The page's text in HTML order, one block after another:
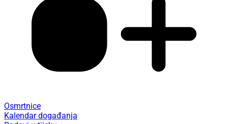
Osmrtnice
Kalendar događanja